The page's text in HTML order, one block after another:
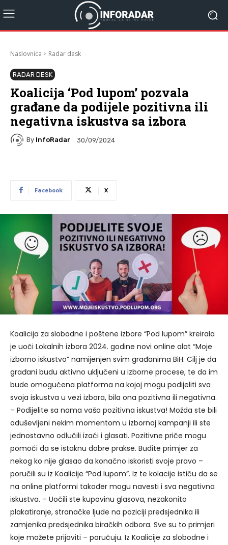
Naslovnica Radar desk
RADAR DESK
Koalicija ‘Pod lupom’ pozvala
građane da podijele pozitivna ili
negativna iskustva sa izbora
By InfoRadar 30/09/2024
Facebook X
Koalicija za slobodne i poštene izbore “Pod lupom” kreirala
je uoči Lokalnih izbora 2024. godine novi online alat “Moje
izborno iskustvo” namijenjen svim građanima BiH. Cilj je da
građani budu aktivno uključeni u izborne procese, te da im
bude omogućena platforma na kojoj mogu podijeliti sva
svoja iskustva u vezi izbora, bila ona pozitivna ili negativna.
– Podijelite sa nama vaša pozitivna iskustva! Možda ste bili
oduševljeni nekim momentom u izbornoj kampanji ili ste
jednostavno odlučili izaći i glasati. Pozitivne priče mogu
pomoći da se istaknu dobre prakse. Budite primjer za
nekog ko nije glasao da konačno iskoristi svoje pravo –
poručili su iz Koalicije “Pod lupom”. Iz te kolacije ističu da se
na online platformi također mogu navesti i sva negativna
iskustva. – Uočili ste kupovinu glasova, nezakonito
plakatiranje, stranačke ljude na poziciji predsjednika ili
zamjenika predsjednika biračkih odbora. Sve su to primjeri
koje možete prijaviti – poručuju. Iz Koalicije za slobodne i